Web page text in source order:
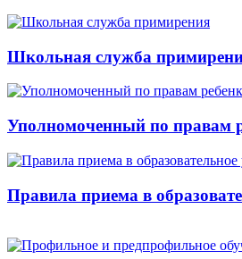
Школьная служба
Уполномоченный по правам
Правила приема в